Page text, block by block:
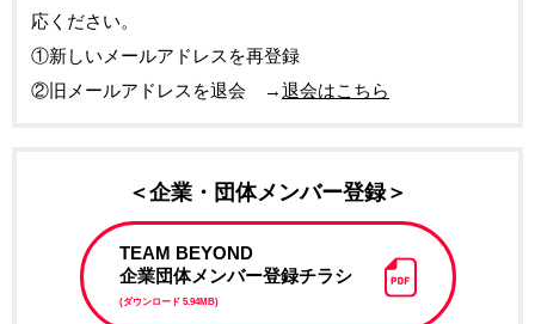
応ください。
①新しいメールアドレスを再登録
②旧メールアドレスを退会 →退会はこちら
＜企業・団体メンバー登録＞
TEAM BEYOND
企業団体メンバー登録チラシ
(ダウンロード 5.94MB)